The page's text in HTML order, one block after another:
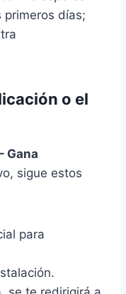
primeros días;
o el
Gana
sigue estos
para